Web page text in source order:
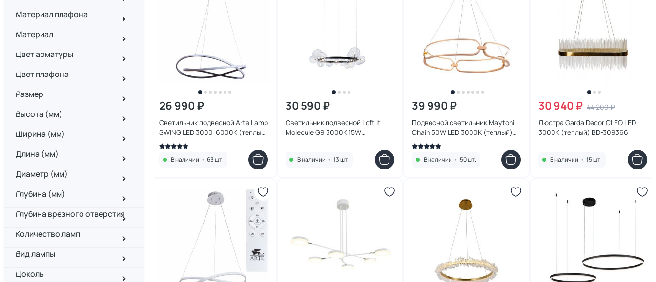
Материал плафона
Материал
Цвет арматуры
Цвет плафона
Размер
Высота (мм)
Ширина (мм)
Длина (мм)
Диаметр (мм)
Глубина (мм)
Глубина врезного отверстия
Количество ламп
Вид лампы
Цоколь
26 990 ₽
Светильник подвесной Arte Lamp
SWING LED 3000-6000К (теплый,
белый, холодный) A2522SP-2BK
В наличии • 63 шт.
30 590 ₽
Светильник подвесной Loft It
Molecule G9 3000K 15W
В наличии • 13 шт.
39 990 ₽
Подвесной светильник Maytoni
Chain 50W LED 3000К (теплый)
MOD017PL-L50MG
В наличии • 50 шт.
30 940 ₽ 44 200 ₽
Люстра Garda Decor CLEO LED
3000К (теплый) BD-309366
В наличии • 15 шт.